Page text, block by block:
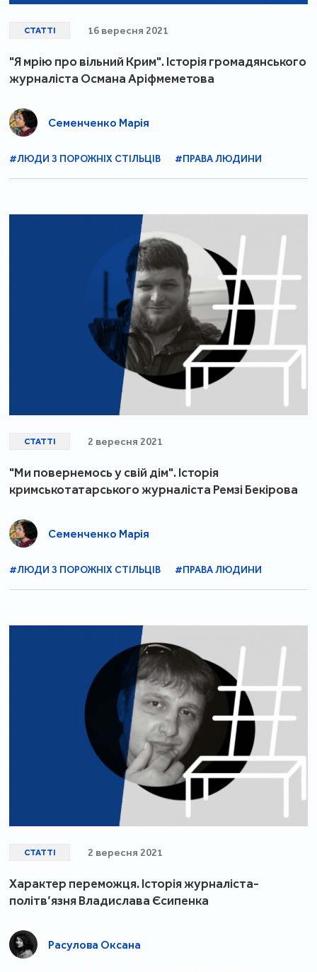
СТАТТІ 16 вересня 2021
"Я мрію про вільний Крим". Історія громадянського
журналіста Османа Аріфмеметова
Семенченко Марія
#ЛЮДИ З ПОРОЖНІХ СТІЛЬЦІВ #ПРАВА ЛЮДИНИ
СТАТТІ 2 вересня 2021
"Ми повернемось у свій дім". Історія
кримськотатарського журналіста Ремзі Бекірова
Семенченко Марія
#ЛЮДИ З ПОРОЖНІХ СТІЛЬЦІВ #ПРАВА ЛЮДИНИ
СТАТТІ 2 вересня 2021
Характер переможця. Історія журналіста-
політв’язня Владислава Єсипенка
Расулова Оксана